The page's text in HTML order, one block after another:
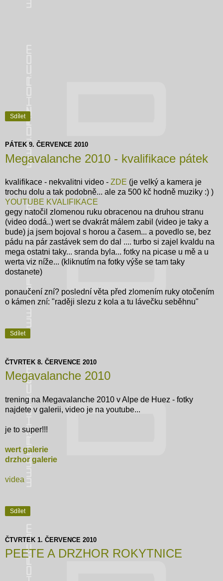
Sdílet
PÁTEK 9. ČERVENCE 2010
Megavalanche 2010 - kvalifikace pátek
kvalifikace - nekvalitni video - ZDE (je velký a kamera je
trochu dolu a tak podobně... ale za 500 kč hodně muziky :) )
YOUTUBE KVALIFIKACE
gegy natočil zlomenou ruku obracenou na druhou stranu
(video dodá..) wert se dvakrát málem zabil (video je taky a
bude) ja jsem bojoval s horou a časem... a povedlo se, bez
pádu na pár zastávek sem do dal .... turbo si zajel kvaldu na
mega ostatni taky... sranda byla... fotky na picase u mě a u
werta viz níže... (kliknutím na fotky výše se tam taky
dostanete)
ponaučení zní? poslední věta před zlomením ruky otočením
o kámen zní: "raději slezu z kola a tu lávečku seběhnu"
Sdílet
ČTVRTEK 8. ČERVENCE 2010
Megavalanche 2010
trening na Megavalanche 2010 v Alpe de Huez - fotky
najdete v galerii, video je na youtube...
je to super!!!
wert galerie
drzhor galerie
videa
Sdílet
ČTVRTEK 1. ČERVENCE 2010
PEETE A DRZHOR ROKYTNICE